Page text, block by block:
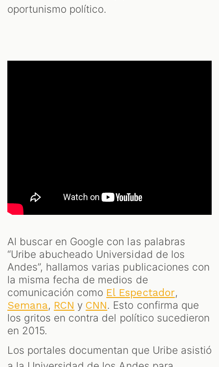
oportunismo político.
Al buscar en Google con las palabras
“Uribe abucheado Universidad de los
Andes”, hallamos varias publicaciones con
la misma fecha de medios de
comunicación como El Espectador,
Semana, RCN y CNN. Esto confirma que
los gritos en contra del político sucedieron
en 2015.
Los portales documentan que Uribe asistió